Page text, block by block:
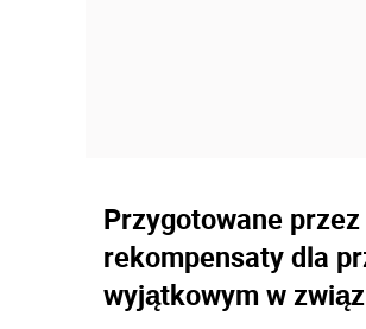
Przygotowane
rekompensaty dla
wyjątkowym w